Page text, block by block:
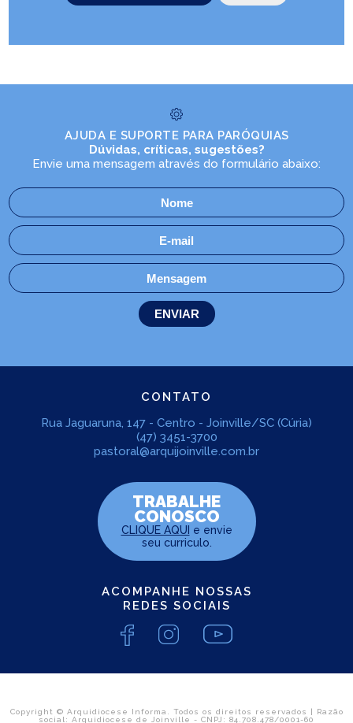
AJUDA E SUPORTE PARA PARÓQUIAS
Dúvidas, críticas, sugestões?
Envie uma mensagem através do formulário abaixo:
CONTATO
Rua Jaguaruna, 147 - Centro - Joinville/SC (Cúria)
(47) 3451-3700
pastoral@arquijoinville.com.br
TRABALHE
CONOSCO
CLIQUE AQUI e envie
seu curriculo.
ACOMPANHE NOSSAS
REDES SOCIAIS
Copyright © Arquidiocese Informa. Todos os direitos reservados | Razão
social: Arquidiocese de Joinville - CNPJ: 84.708.478/0001-60